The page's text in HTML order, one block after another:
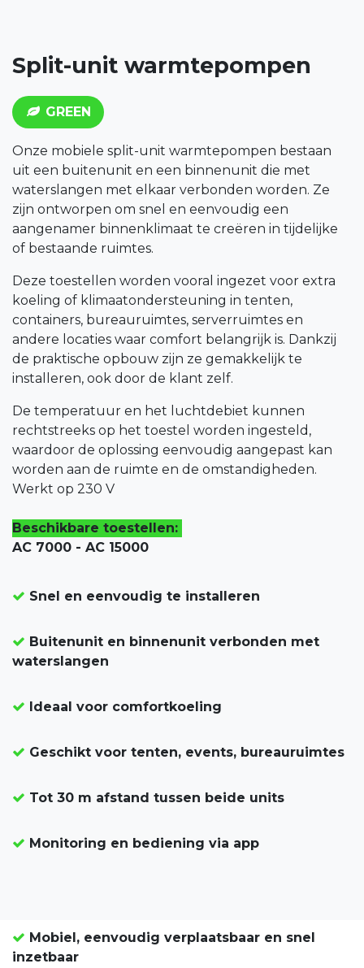
Split-unit warmtepompen
GREEN
Onze mobiele split-unit warmtepompen bestaan
uit een buitenunit en een binnenunit die met
waterslangen met elkaar verbonden worden. Ze
zijn ontworpen om snel en eenvoudig een
aangenamer binnenklimaat te creëren in tijdelijke
of bestaande ruimtes.
Deze toestellen worden vooral ingezet voor extra
koeling of klimaatondersteuning in tenten,
containers, bureauruimtes, serverruimtes en
andere locaties waar comfort belangrijk is. Dankzij
de praktische opbouw zijn ze gemakkelijk te
installeren, ook door de klant zelf.
De temperatuur en het luchtdebiet kunnen
rechtstreeks op het toestel worden ingesteld,
waardoor de oplossing eenvoudig aangepast kan
worden aan de ruimte en de omstandigheden.
Werkt op 230 V
Beschikbare toestellen:
AC 7000 - AC 15000
Snel en eenvoudig te installeren
Buitenunit en binnenunit verbonden met
waterslangen
Ideaal voor comfortkoeling
Geschikt voor tenten, events, bureauruimtes
Tot 30 m afstand tussen beide units
Monitoring en bediening via app
Mobiel, eenvoudig verplaatsbaar en snel
inzetbaar